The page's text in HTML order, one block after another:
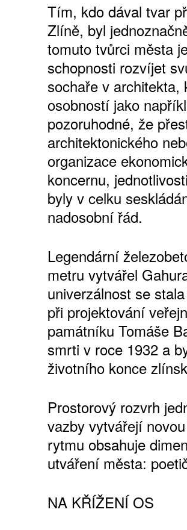
Tím, kdo dával tvar
Zlíně, byl
tomuto tvůrci města
schopnosti rozvíjet
sochaře v
osobností jako
pozoruhodné, že
architektonického
organizace
koncernu,
byly v celku
nadosobní řád.
Legendární
metru vytvářel
univerzálnost se
při projektování
památníku Tomáše
smrti v roce 1932 a
životního konce
Prostorový rozvrh
vazby vytvářejí
rytmu obsahuje
utváření města:
NA KŘÍŽENÍ OS
10 TIŠTĚNÝCH
365 DNÍ ONLINE
ČLENSKÁ KARTA
PŘEDPLATNÉ